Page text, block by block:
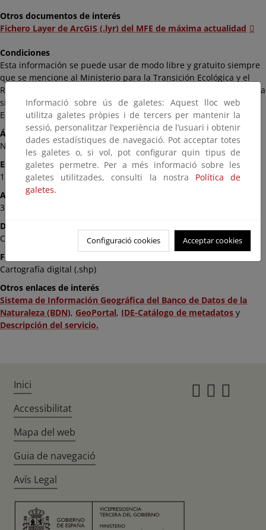
Otros documentos de interés
Fichero Layer de ArcGIS (.lyr) del MFE de máxima actualidad
Condiciones
Esta información se puede usar de modo libre y gratuito siempre
que se mencione al Ministerio para la Transición Ecológica y el
Reto Demográfico como autor y propietario de la información de la
siguiente manera: Fuente: «© Ministerio para la Transición
Ecológica y el Reto Demográfico».
Ámbito
Nacional
Escala
1:25.000
Actualización
31/12/2013
Disponibilidad
Comunidad Autónoma
Formato
Cartografía digital (.shp)
Otros enlaces de interés
Sistema de Información Geográfica del Banco de Datos de la
Naturaleza (BDN), GeoPortal, IDE-Catálogo de metadatos y
Descripción del servicio.
Informació sobre ús de galetes: Aquest lloc web
utilitza galetes pròpies i de tercers per mantenir la
sessió, personalitzar l’experiència de l’usuari i obtenir
dades estadístiques de navegació. Pot acceptar totes
les galetes o, si vol, pot configurar quin tipus de
galetes permetre. Per a més informació sobre les
galetes utilitzades, consulti la nostra Política de
galetes.
Configuració cookies Acceptar cookies
Inici
Accessibilitat
Mapa del web
Guia de navegació
Avís Legal